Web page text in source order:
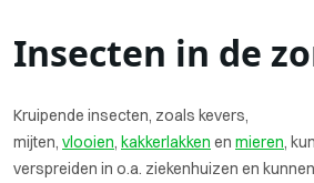
Insecten in de
Kruipende insecten, zoals kevers,
mijten, vlooien, kakkerlakken en mieren,
verspreiden in o.a. ziekenhuizen en